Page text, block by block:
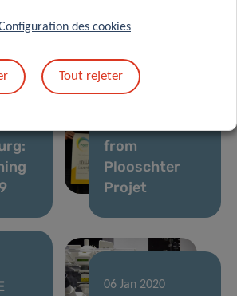
collaborations
Leukaemia
research
from
Plooschter
Projet
06 Jan 2020
des cookies
Tout rejeter